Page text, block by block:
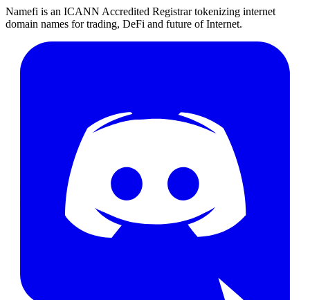
Namefi is an ICANN Accredited Registrar tokenizing internet
domain names for trading, DeFi and future of Internet.